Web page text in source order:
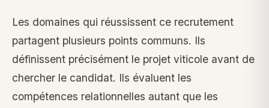
Les domaines qui réussissent ce recrutement
partagent plusieurs points communs. Ils
définissent précisément le projet viticole avant de
chercher le candidat. Ils évaluent les
compétences relationnelles autant que les